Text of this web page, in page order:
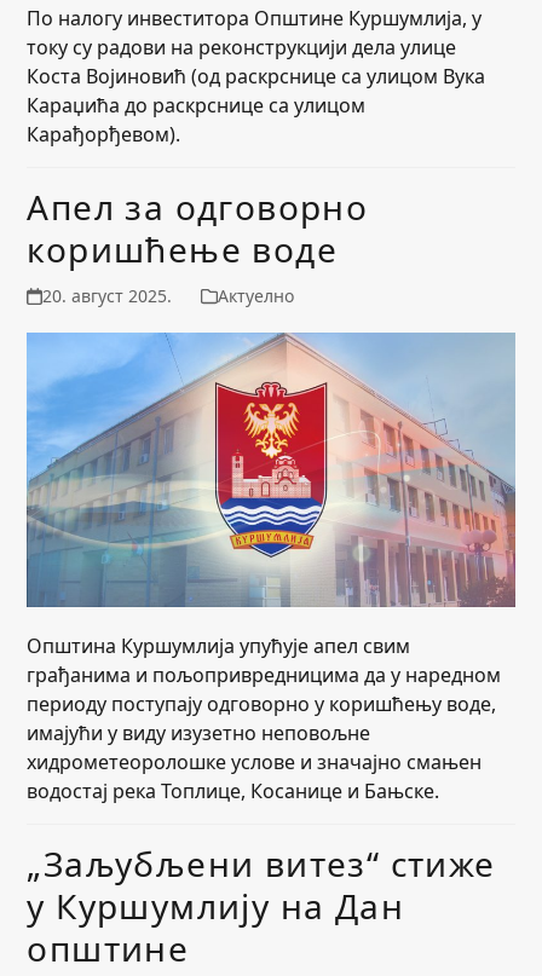
По налогу инвеститора Општине Куршумлија, у
току су радови на реконструкцији дела улице
Коста Војиновић (од раскрснице са улицом Вука
Караџића до раскрснице са улицом
Карађорђевом).
Апел за одговорно
коришћење воде
20. август 2025. Актуелно
Општина Куршумлија упућује апел свим
грађанима и пољопривредницима да у наредном
периоду поступају одговорно у коришћењу воде,
имајући у виду изузетно неповољне
хидрометеоролошке услове и значајно смањен
водостај река Топлице, Косанице и Бањске.
„Заљубљени витез“ стиже
у Куршумлију на Дан
општине